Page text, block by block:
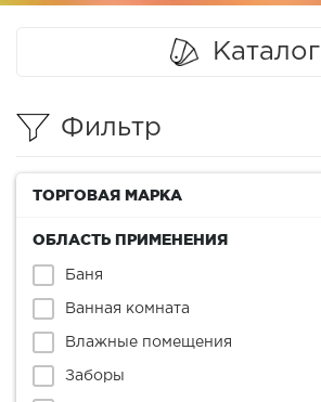
Каталог
Фильтр
ТОРГОВАЯ МАРКА
ОБЛАСТЬ ПРИМЕНЕНИЯ
Баня
Ванная комната
Влажные помещения
Заборы